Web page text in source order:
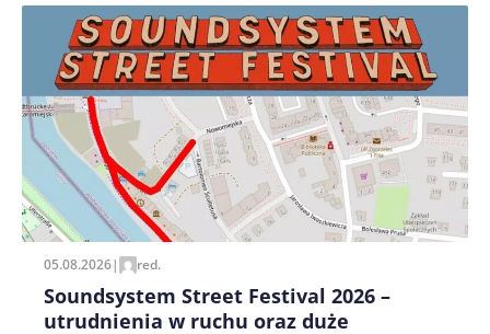
Zapamiętaj moje dane w tej przeglądarce podczas
pisania kolejnych komentarzy.
05.08.2026| red.
Soundsystem Street Festival 2026 –
utrudnienia w ruchu oraz duże